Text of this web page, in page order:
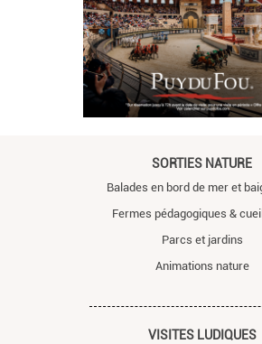
SORTIES NATURE
Balades en bord de mer et
Fermes pédagogiques &
Parcs et jardins
Animations nature
VISITES LUDIQUES